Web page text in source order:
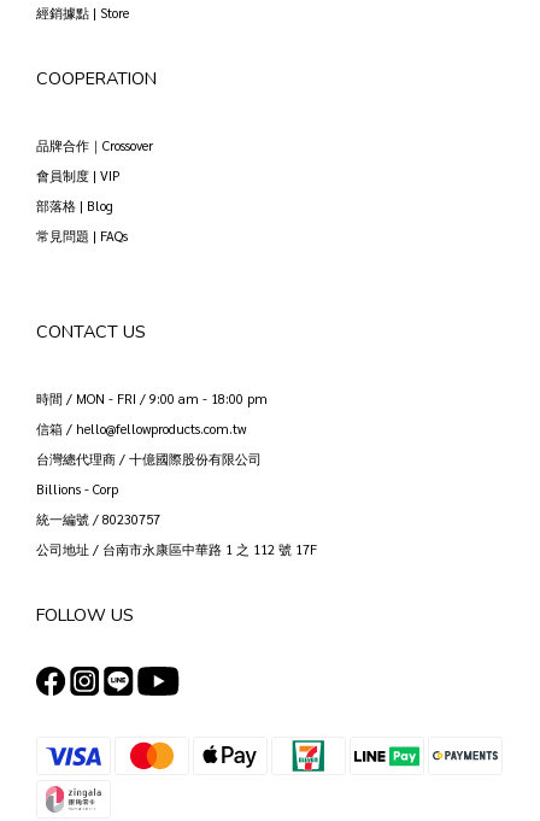
經銷據點 | Store
COOPERATION
品牌合作｜Crossover
會員制度 | VIP
部落格 | Blog
常見問題 | FAQs
CONTACT US
時間 / MON - FRI / 9:00 am - 18:00 pm
信箱 / hello@fellowproducts.com.tw
台灣總代理商 / 十億國際股份有限公司
Billions - Corp
統一編號 / 80230757
公司地址 / 台南市永康區中華路 1 之 112 號 17F
FOLLOW US